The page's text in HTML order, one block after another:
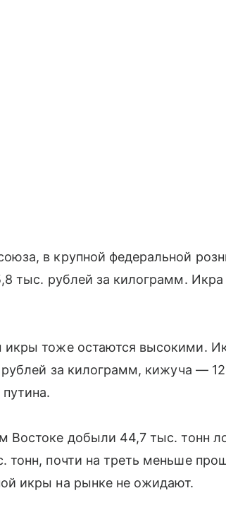
в крупной федеральной
тыс. рублей за килограмм. Икра
тоже остаются высокими.
рублей за килограмм, кижуча —
Востоке добыли 44,7 тыс. тонн
почти на треть меньше
икры на рынке не ожидают.